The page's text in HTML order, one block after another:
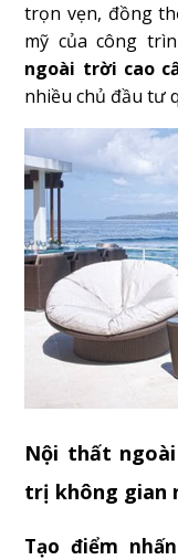
trọn vẹn, đồng
mỹ của công
ngoài trời cao
nhiều chủ đầu tư
Nội thất
trị không gian
Tạo điểm